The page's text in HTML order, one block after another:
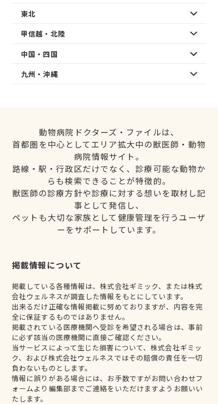
東北
甲信越・北陸
中国・四国
九州・沖縄
動物病院ドクターズ・ファイルは、
首都圏を中心としてエリア拡大中の獣医師・動物
病院情報サイト。
路線・駅・行政区だけでなく、診療可能な動物か
らも検索できることが特徴的。
獣医師の診療方針や診療に対する想いを取材し記
事として発信し、
ペットも大切な家族として健康管理を行うユーザ
ーをサポートしています。
掲載情報について
掲載している各種情報は、株式会社ギミック、または株式
会社ウェルネスが調査した情報をもとにしています。
出来るだけ正確な情報掲載に努めておりますが、内容を完
全に保証するものではありません。
掲載されている医療機関へ受診を希望される場合は、事前
に必ず該当の医療機関に直接ご確認ください。
当サービスによって生じた損害について、株式会社ギミッ
ク、および株式会社ウェルネスではその賠償の責任を一切
負わないものとします。
情報に誤りがある場合には、お手数ですがお問い合わせフ
ォームより編集部までご連絡をいただけますようお願いい
たします。